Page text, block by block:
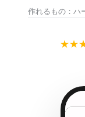
作れるもの：ハ